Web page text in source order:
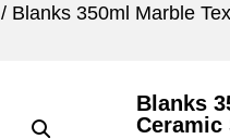
/ Blanks 350ml Marble
Blanks
Ceramic